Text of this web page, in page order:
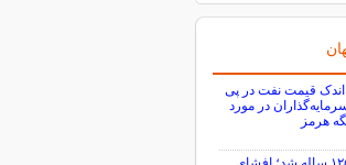
اندک قیمت نفت در پی
در مورد
هرمز